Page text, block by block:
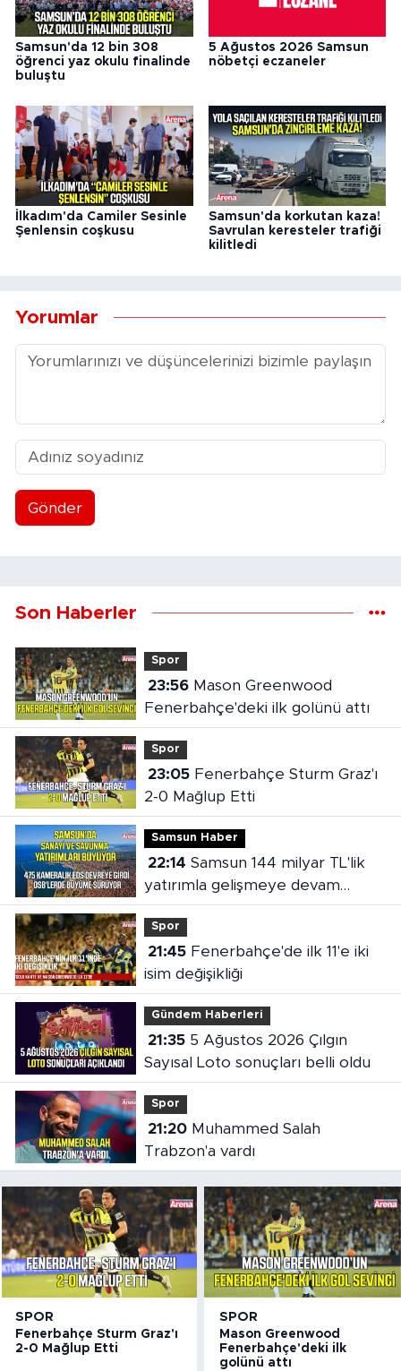
Samsun'da 12 bin 308
öğrenci yaz okulu finalinde
buluştu
5 Ağustos 2026 Samsun
nöbetçi eczaneler
İlkadım'da Camiler Sesinle
Şenlensin coşkusu
Samsun'da korkutan kaza!
Savrulan keresteler trafiği
kilitledi
Yorumlar
Gönder
Son Haberler
Spor
23:56Mason Greenwood
Fenerbahçe'deki ilk golünü attı
Spor
23:05Fenerbahçe Sturm Graz'ı
2-0 Mağlup Etti
Samsun Haber
22:14
yatırımla gelişmeye devam
ediyor
Spor
21:45Fenerbahçe'de ilk 11'e iki
isim değişikliği
Gündem Haberleri
21:355 Ağustos 2026 Çılgın
Sayısal Loto sonuçları belli oldu
Spor
21:20Muhammed Salah
Trabzon'a vardı
SPOR
Fenerbahçe Sturm Graz'ı
2-0 Mağlup Etti
SPOR
Mason Greenwood
Fenerbahçe'deki ilk
golünü attı